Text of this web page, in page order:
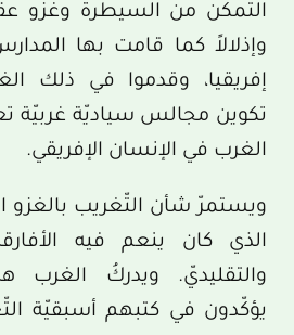
التّمكّن من السيطرة وغزو
وإذلالاً كما قامت بها
إفريقيا، وقدموا في ذلك
تكوين مجالس سياديّة غربيّة
الغرب في الإنسان الإفريقي.
ويستمرّ شأن التّغريب
الذي كان ينعم فيه
والتقليديّ. ويدركُ الغرب
يؤكّدون في كتبهم أسبقيّة